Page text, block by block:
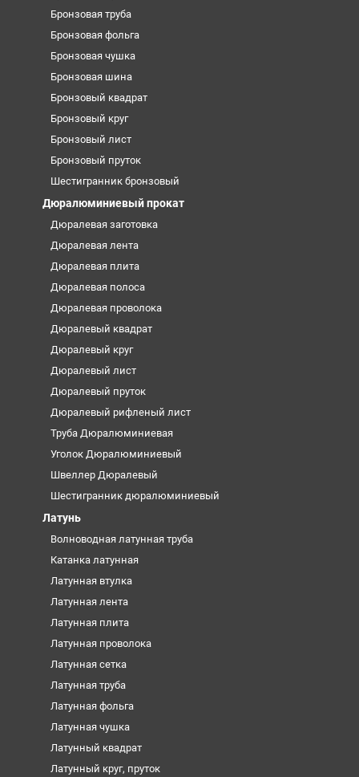
Бронзовая труба
Бронзовая фольга
Бронзовая чушка
Бронзовая шина
Бронзовый квадрат
Бронзовый круг
Бронзовый лист
Бронзовый пруток
Шестигранник бронзовый
Дюралюминиевый прокат
Дюралевая заготовка
Дюралевая лента
Дюралевая плита
Дюралевая полоса
Дюралевая проволока
Дюралевый квадрат
Дюралевый круг
Дюралевый лист
Дюралевый пруток
Дюралевый рифленый лист
Труба Дюралюминиевая
Уголок Дюралюминиевый
Швеллер Дюралевый
Шестигранник дюралюминиевый
Латунь
Волноводная латунная труба
Катанка латунная
Латунная втулка
Латунная лента
Латунная плита
Латунная проволока
Латунная сетка
Латунная труба
Латунная фольга
Латунная чушка
Латунный квадрат
Латунный круг, пруток